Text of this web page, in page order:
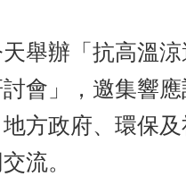
舉辦「抗高溫
會」，邀集響
方政府、環保及
流。